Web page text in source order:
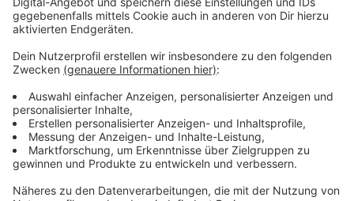
Themenauswahl beim Jugendlandtag
Anzeige
Die Themen, die während dieser drei Tage diskutiert
werden, sind Themen, mit denen sich jeder
Jugendliche auseinandersetzen kann. Sie werden
sogar von Jugendlichen ausgewählt, die in den
vergangenen Jahren am Jugendlandtag teilgenommen